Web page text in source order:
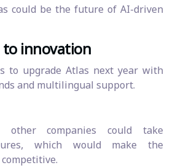
could be the future of AI-driven
innovation
to upgrade Atlas next year with
and multilingual support.
other companies could take
which would make the